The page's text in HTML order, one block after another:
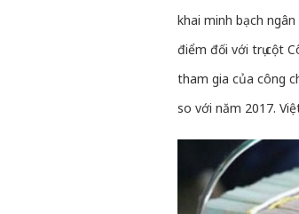
khai minh bạch
điểm đối với trụ cột
tham gia của công
so với năm 2017.